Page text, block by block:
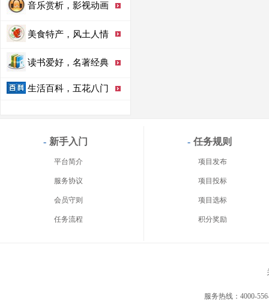
音乐赏析，影视动画
美食特产，风土人情
读书爱好，名著经典
生活百科，五花八门
- 新手入门
平台简介
服务协议
会员守则
任务流程
- 任务规则
项目发布
项目投标
项目选标
积分奖励
服务热线：4000-